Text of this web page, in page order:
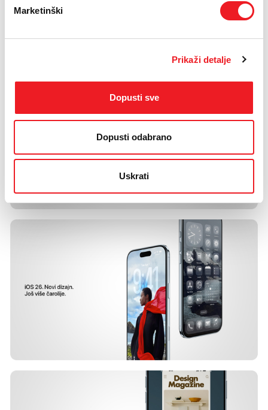
Marketinški
Prikaži detalje
Dopusti sve
Dopusti odabrano
Uskrati